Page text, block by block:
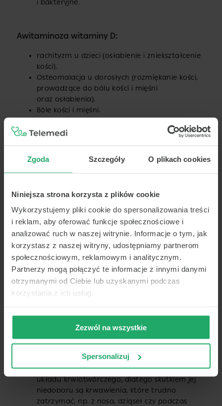
Zgoda Szczegóły O plikach cookies
Niniejsza strona korzysta z plików cookie
Wykorzystujemy pliki cookie do spersonalizowania treści
i reklam, aby oferować funkcje społecznościowe i
analizować ruch w naszej witrynie. Informacje o tym, jak
korzystasz z naszej witryny, udostępniamy partnerom
społecznościowym, reklamowym i analitycznym.
Partnerzy mogą połączyć te informacje z innymi danymi
otrzymanymi od Ciebie lub uzyskanymi podczas
korzystania z ich usług.
Zezwól na wszystkie
Spersonalizuj
i bakteryjne.
Awitaminoza witaminy D:
rachityzm u dzieci (osłabienie i zniekształcenie
kości).
Osteomalacja u dorosłych (rozmiękanie kości,
prowadzące do bólu kości i mięśni
oraz osłabienia).
Bóle kości i mięśni.
Zwiększone ryzyko złamań.
Zaburzenia nastroju np. depresja.
Awitaminoza witaminy E:
Osłabienie mięśni i bóle mięśniowe.
Trudności z koordynacją ruchową
i równowagą (ataksja).
Drętwienia i mrowienia kończyn.
Problemy z widzeniem, takie jak zmniejszona
ostrość wzroku czy zaburzenia pola widzenia.
Osłabienie układu odpornościowego,
zwiększona podatność na infekcje.
z koncentracją czy utratą pamięci.
witamina K odgrywa bardzo ważną rolę dla
układu krwiotwórczego, dlatego skutkiem jej
niedoboru są krwawienia, które trudno
zatrzymać, np. z nosa, dziąseł czy podczas